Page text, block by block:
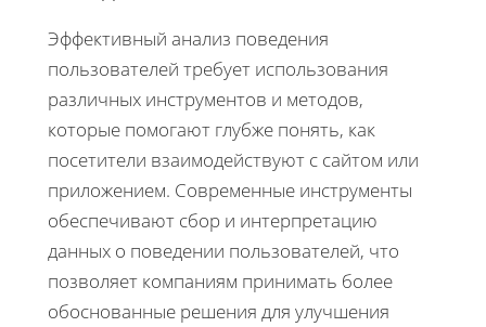
Эффективный анализ поведения
пользователей требует использования
различных инструментов и методов,
которые помогают глубже понять, как
посетители взаимодействуют с сайтом или
приложением. Современные инструменты
обеспечивают сбор и интерпретацию
данных о поведении пользователей, что
позволяет компаниям принимать более
обоснованные решения для улучшения